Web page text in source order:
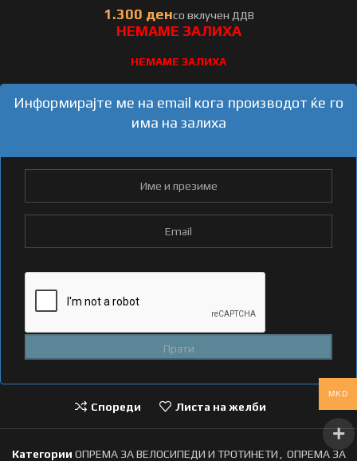
НЕМАМЕ ЗАЛИХА
Информирајте ме на email кога производот ќе го
има на залиха
Спореди Листа на желби
Категории ОПРЕМА ЗА ВЕЛОСИПЕДИ И ТРОТИНЕТИ
ОПРЕМА ЗА
MKD